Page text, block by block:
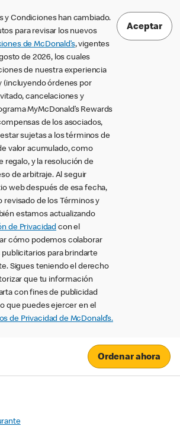
y Condiciones han cambiado.
para revisar los nuevos
de McDonald’s, vigentes
de 2026, los cuales
de nuestra experiencia
(incluyendo órdenes por
cancelaciones y
MyMcDonald’s Rewards
de los asociados,
sujetas a los términos de
valor acumulado, como
regalo, y la resolución de
de arbitraje. Al seguir
web después de esa fecha,
revisado de los Términos y
estamos actualizando
de Privacidad con el
cómo podemos colaborar
para brindarte
Sigues teniendo el derecho
que tu información
con fines de publicidad
que puedes ejercer en el
de Privacidad de McDonald’s.
Aceptar
Ordenar ahora